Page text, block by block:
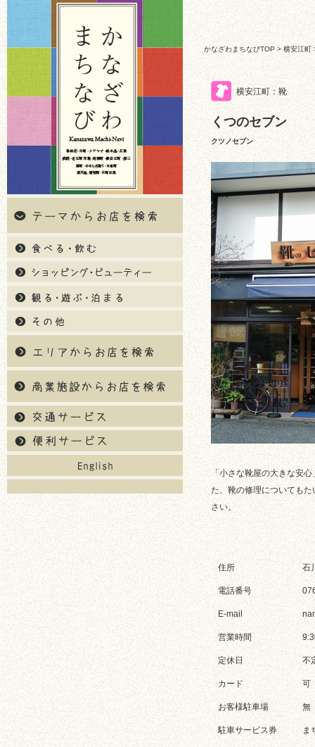
かなざわまちなびTOP>横安江町
横安江町：靴
くつのセブン
クツノセブン
「小さな靴屋の大きな安
た、靴の修理についても
さい。
住所 石
電話番号
E-mail
営業時間
定休日 不
カード 可
お客様駐車場 無
駐車サービス券 ま